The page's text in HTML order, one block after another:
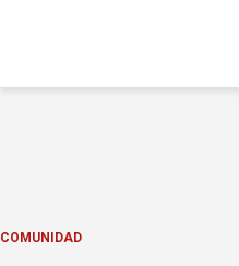
COMUNIDAD